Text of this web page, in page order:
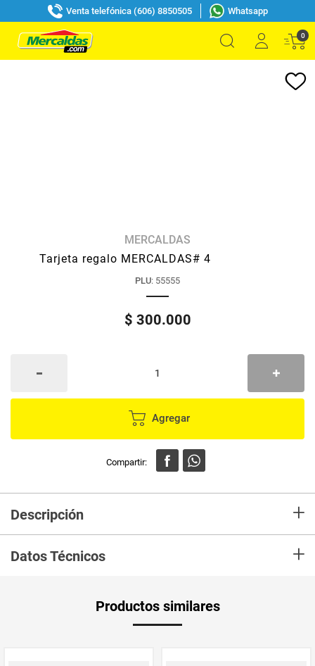
Venta telefónica (606) 8850505 Whatsapp
0
MERCALDAS
Tarjeta regalo MERCALDAS# 4
PLU: 55555
$ 300.000
Agregar
Descripción +
Datos Técnicos +
Productos similares